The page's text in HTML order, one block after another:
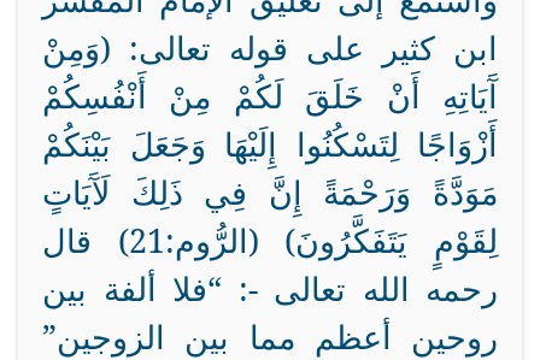
ابن كثير على قوله تعالى: (وَمِنْ
آَيَاتِهِ أَنْ خَلَقَ لَكُمْ مِنْ أَنْفُسِكُمْ
أَزْوَاجًا لِتَسْكُنُوا إِلَيْهَا وَجَعَلَ بَيْنَكُمْ
مَوَدَّةً وَرَحْمَةً إِنَّ فِي ذَلِكَ لَآَيَاتٍ
لِقَوْمٍ يَتَفَكَّرُونَ) (الرُّوم:21) قال
رحمه الله تعالى -: “فلا ألفة بين
روحين أعظم مما بين الزوجين”